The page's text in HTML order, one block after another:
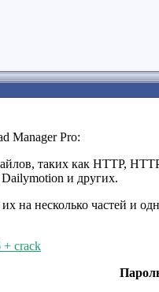
Manager Pro:
таких как HTTP,
и других.
на несколько частей и
+ crack